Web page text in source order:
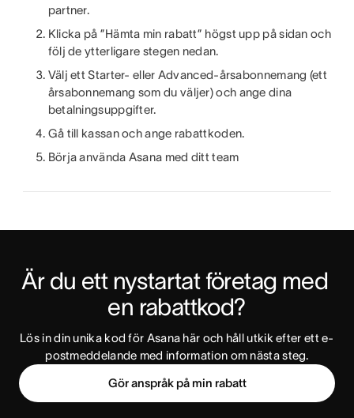
partner.
Klicka på ”Hämta min rabatt” högst upp på sidan och
följ de ytterligare stegen nedan.
Välj ett Starter- eller Advanced-årsabonnemang (ett
årsabonnemang som du väljer) och ange dina
betalningsuppgifter.
Gå till kassan och ange rabattkoden.
Börja använda Asana med ditt team
Är du ett nystartat företag med
en rabattkod?
Lös in din unika kod för Asana här och håll utkik efter ett e-
postmeddelande med information om nästa steg.
Gör anspråk på min rabatt